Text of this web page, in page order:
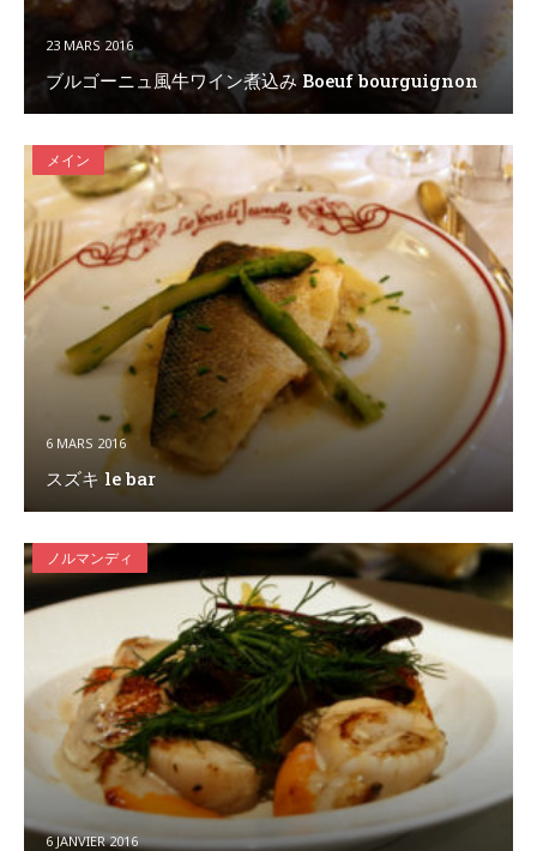
23 MARS 2016
ブルゴーニュ風牛ワイン煮込み Boeuf bourguignon
メイン
6 MARS 2016
スズキ le bar
ノルマンディ
6 JANVIER 2016